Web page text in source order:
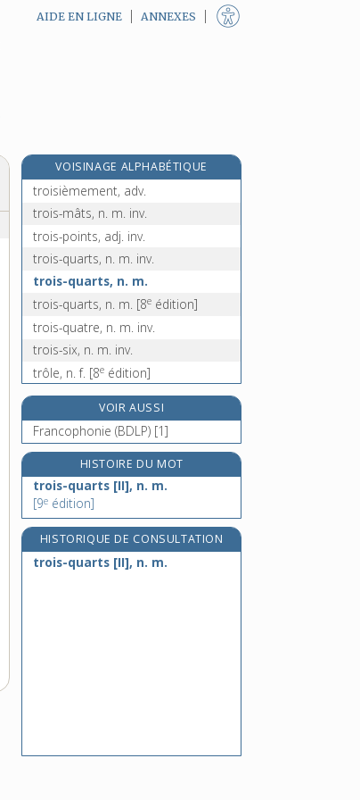
AIDE EN LIGNE ANNEXES
VOISINAGE ALPHABÉTIQUE
troisième, adj.
troisièmement, adv.
trois-mâts, n. m. inv.
trois-points, adj. inv.
trois-quarts, n. m. inv.
trois-quarts, n. m.
trois-quarts, n. m. [8e édition]
trois-quatre, n. m. inv.
trois-six, n. m. inv.
trôle, n. f. [8e édition]
trôler, v. intr.
troll [I], n. m.
troll [II], n.
trolle [I], n. f.
trolle [II], n. m. ou parfois f.
VOIR AUSSI
Francophonie (BDLP) [1]
HISTOIRE DU MOT
trois-quarts [II], n. m.
[9e édition]
HISTORIQUE DE CONSULTATION
trois-quarts [II], n. m.